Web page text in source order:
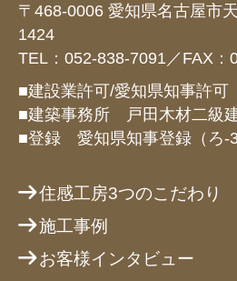
〒468-0006 愛知県名古屋市
1424
TEL：052-838-7091／FAX：
■建設業許可/愛知県知事許可
■建築事務所 戸田木材二級
■登録 愛知県知事登録（ろ-
住感工房3つのこだわり
施工事例
お客様インタビュー